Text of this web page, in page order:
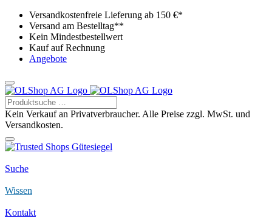
Versandkostenfreie Lieferung ab 150 €*
Versand am Bestelltag**
Kein Mindestbestellwert
Kauf auf Rechnung
Angebote
Kein Verkauf an Privatverbraucher. Alle Preise zzgl. MwSt. und
Versandkosten.
Suche
Wissen
Kontakt